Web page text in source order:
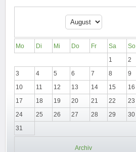
Mo Di Mi Do Fr Sa
So
1
2
3
4 5 6 7 8
9
10
11 12 13 14 15
16
17
18 19 20 21 22
23
24
25 26 27 28 29
30
31
Archiv